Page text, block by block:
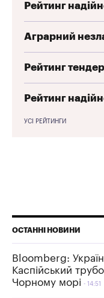
Рейтинг
Аграрний
Рейтинг
Рейтинг
УСІ РЕЙТИНГИ
ОСТАННІ НОВИНИ
Bloomberg:
Каспійський
Чорному морі
14:51